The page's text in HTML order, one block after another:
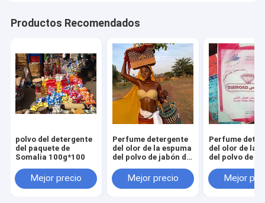
Productos Recomendados
polvo del detergente
del paquete de
Somalia 100g*100
Mejor precio
Perfume detergente
del olor de la espuma
del polvo de jabón del
Guyana alto 100g
700g
Mejor precio
Perfume
del olor de la
del polvo de
diamante alto
700g
Mejor